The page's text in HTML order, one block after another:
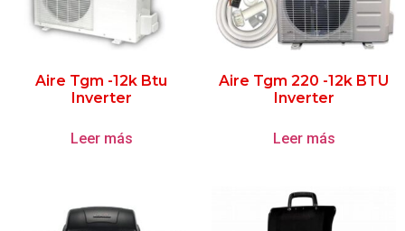
Aire Tgm -12k Btu
Inverter
Leer más
Aire Tgm 220 -12k BTU
Inverter
Leer más